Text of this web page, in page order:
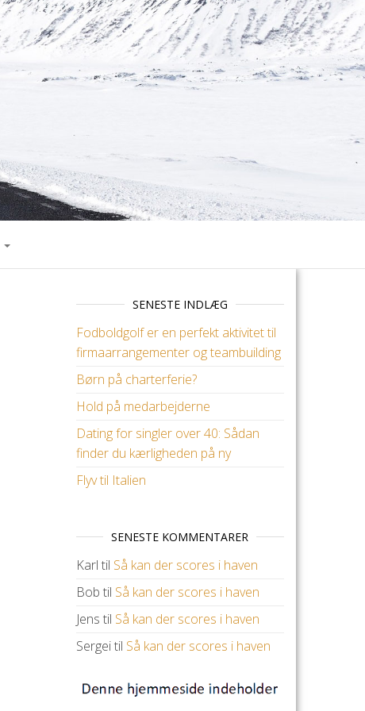
SENESTE INDLÆG
Fodboldgolf er en perfekt aktivitet til
firmaarrangementer og teambuilding
Børn på charterferie?
Hold på medarbejderne
Dating for singler over 40: Sådan
finder du kærligheden på ny
Flyv til Italien
SENESTE KOMMENTARER
Karl til Så kan der scores i haven
Bob til Så kan der scores i haven
Jens til Så kan der scores i haven
Sergeitil Så kan der scores i haven